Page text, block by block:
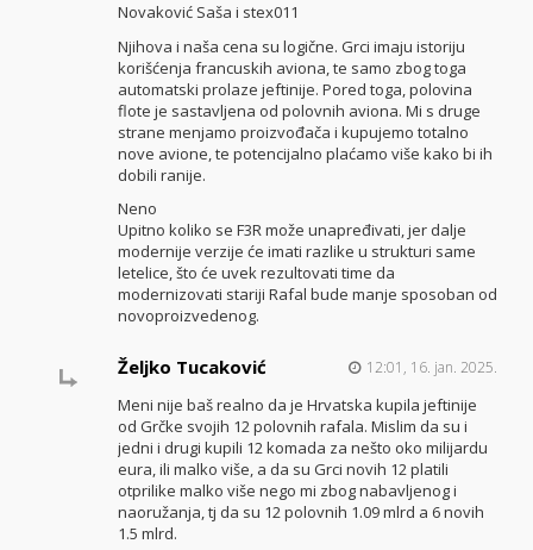
Novaković Saša i stex011
Njihova i naša cena su logične. Grci imaju istoriju
korišćenja francuskih aviona, te samo zbog toga
automatski prolaze jeftinije. Pored toga, polovina
flote je sastavljena od polovnih aviona. Mi s druge
strane menjamo proizvođača i kupujemo totalno
nove avione, te potencijalno plaćamo više kako bi ih
dobili ranije.
Neno
Upitno koliko se F3R može unapređivati, jer dalje
modernije verzije će imati razlike u strukturi same
letelice, što će uvek rezultovati time da
modernizovati stariji Rafal bude manje sposoban od
novoproizvedenog.
Željko Tucaković 12:01, 16. jan. 2025.
Meni nije baš realno da je Hrvatska kupila jeftinije
od Grčke svojih 12 polovnih rafala. Mislim da su i
jedni i drugi kupili 12 komada za nešto oko milijardu
eura, ili malko više, a da su Grci novih 12 platili
otprilike malko više nego mi zbog nabavljenog i
naoružanja, tj da su 12 polovnih 1.09 mlrd a 6 novih
1.5 mlrd.